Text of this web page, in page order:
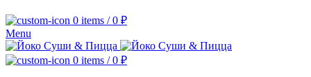
0 items / 0 ₽
Menu
0 items / 0 ₽